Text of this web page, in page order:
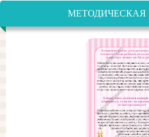
МЕТОДИЧЕСКАЯ